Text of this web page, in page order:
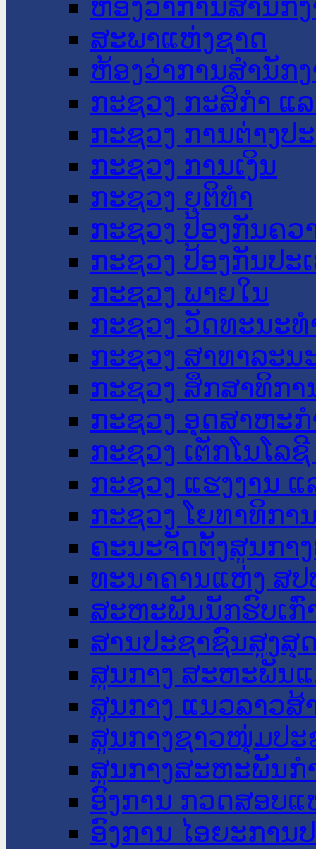
ຫ້ອງວ່າການສໍານັກ
ສະພາແຫ່ງຊາດ
ຫ້ອງວ່າການສຳນັກ
ກະຊວງ ກະສິກຳ ແ
ກະຊວງ ການຕ່າງປ
ກະຊວງ ການເງິນ
ກະຊວງ ຍຸຕິທໍາ
ກະຊວງ ປ້ອງກັນຄວ
ກະຊວງ ປ້ອງກັນປະ
ກະຊວງ ພາຍໃນ
ກະຊວງ ວັດທະນະ
ກະຊວງ ສາທາລະນ
ກະຊວງ ສຶກສາທິກາ
ກະຊວງ ອຸດສາຫະ
ກະຊວງ ເຕັກໂນໂລ
ກະຊວງ ແຮງງານ
ກະຊວງ ໂຍທາທິກາ
ຄະນະຈັດຕັ້ງສູນກາ
ທະນາຄານແຫ່ງ ສປ
ສະຫະພັນນັກຮົບເກົ່
ສານປະຊາຊົນສູງສຸ
ສູນກາງ ສະຫະພັນ
ສູນກາງ ແນວລາວສ້
ສູນກາງຊາວໜຸ່ມປະ
ສູນກາງສະຫະພັນກ
ອົງການ ກວດສອບແ
ອົງການ ໄອຍະການ